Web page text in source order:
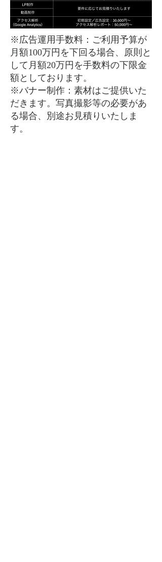
※広告運用手数料：ご利用予算が
月額100万円を下回る場合、原則と
して月額20万円を手数料の下限金
額としております。
※バナー制作：素材はご提供いた
だきます。写真撮影等の必要があ
る場合、別途お見積りいたしま
す。